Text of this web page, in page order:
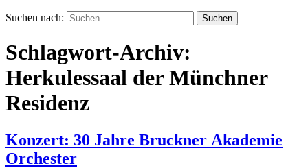
Suchen nach:
Schlagwort-Archiv:
Herkulessaal der Münchner
Residenz
Konzert: 30 Jahre Bruckner Akademie
Orchester